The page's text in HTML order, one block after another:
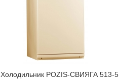
Холодильник POZIS-СВИЯГА 513-5